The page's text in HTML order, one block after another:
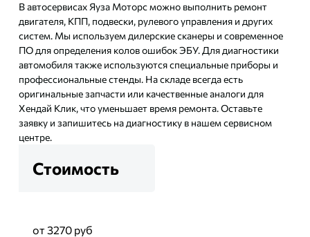
В автосервисах Яуза Моторс можно выполнить ремонт
двигателя, КПП, подвески, рулевого управления и других
систем. Мы используем дилерские сканеры и современное
ПО для определения колов ошибок ЭБУ. Для диагностики
автомобиля также используются специальные приборы и
профессиональные стенды. На складе всегда есть
оригинальные запчасти или качественные аналоги для
Хендай Клик, что уменьшает время ремонта. Оставьте
заявку и запишитесь на диагностику в нашем сервисном
центре.
Стоимость
от 3270 руб